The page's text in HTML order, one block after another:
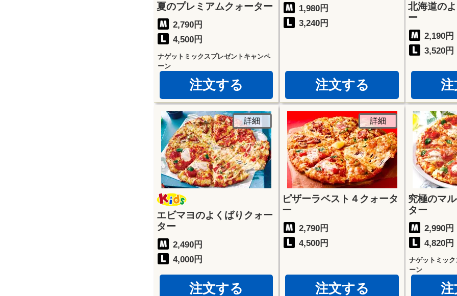
夏のプレミアムクォーター
2,790円
4,500円
ナゲットミックスプレゼントキャンペ
ーン
注文する
1,980円
3,240円
注文する
北海道の
ー
2,190円
3,520円
詳細
エビマヨのよくばりクォー
ター
2,490円
4,000円
注文する
詳細
ピザーラベスト４クォータ
ー
2,790円
4,500円
注文する
究極のマ
ター
2,990円
4,820円
ナゲットミッ
ーン